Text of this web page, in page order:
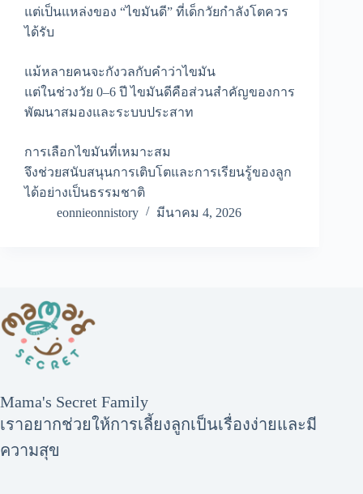
แต่เป็นแหล่งของ “ไขมันดี” ที่เด็กวัยกำลังโตควร
ได้รับ
แม้หลายคนจะกังวลกับคำว่าไขมัน
แต่ในช่วงวัย 0–6 ปี ไขมันดีคือส่วนสำคัญของการ
พัฒนาสมองและระบบประสาท
การเลือกไขมันที่เหมาะสม
จึงช่วยสนับสนุนการเติบโตและการเรียนรู้ของลูก
ได้อย่างเป็นธรรมชาติ
eonnieonnistory
มีนาคม 4, 2026
Mama's Secret Family
เราอยากช่วยให้การเลี้ยงลูกเป็นเรื่องง่ายและมี
ความสุข